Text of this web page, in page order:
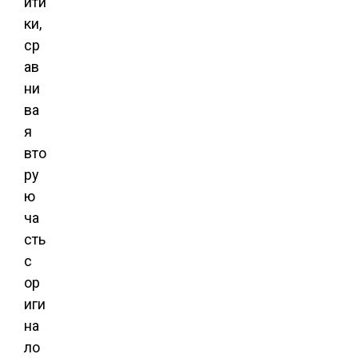
ки,
ср
ав
ни
ва
я
вто
ру
ю
ча
сть
с
ор
иги
на
ло